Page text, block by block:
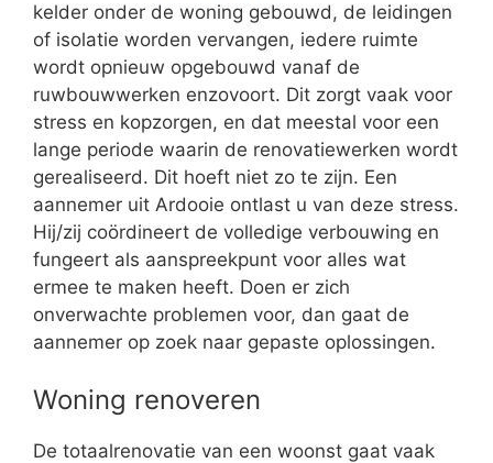
kelder onder de woning gebouwd, de leidingen
of isolatie worden vervangen, iedere ruimte
wordt opnieuw opgebouwd vanaf de
ruwbouwwerken enzovoort. Dit zorgt vaak voor
stress en kopzorgen, en dat meestal voor een
lange periode waarin de renovatiewerken wordt
gerealiseerd. Dit hoeft niet zo te zijn. Een
aannemer uit Ardooie ontlast u van deze stress.
Hij/zij coördineert de volledige verbouwing en
fungeert als aanspreekpunt voor alles wat
ermee te maken heeft. Doen er zich
onverwachte problemen voor, dan gaat de
aannemer op zoek naar gepaste oplossingen.
Woning renoveren
De totaalrenovatie van een woonst gaat vaak